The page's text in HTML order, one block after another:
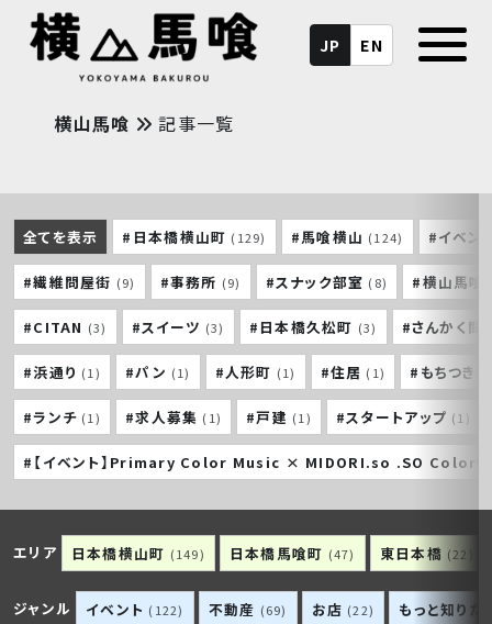
JP EN
横山馬喰 記事一覧
全てを表示 #日本橋横山町 (129) #馬喰横山 (124) #イベン
#繊維問屋街 (9) #事務所 (9) #スナック部室 (8) #横山馬喰
#CITAN (3) #スイーツ (3) #日本橋久松町 (3) #さんかく問
#浜通り (1) #パン (1) #人形町 (1) #住居 (1) #もちつき
#ランチ (1) #求人募集 (1) #戸建 (1) #スタートアップ (1)
#【イベント】Primary Color Music × MIDORI.so .SO
エリア 日本橋横山町 (149) 日本橋馬喰町 (47) 東日本橋 (22)
ジャンル イベント (122) 不動産 (69) お店 (22) もっと知りた